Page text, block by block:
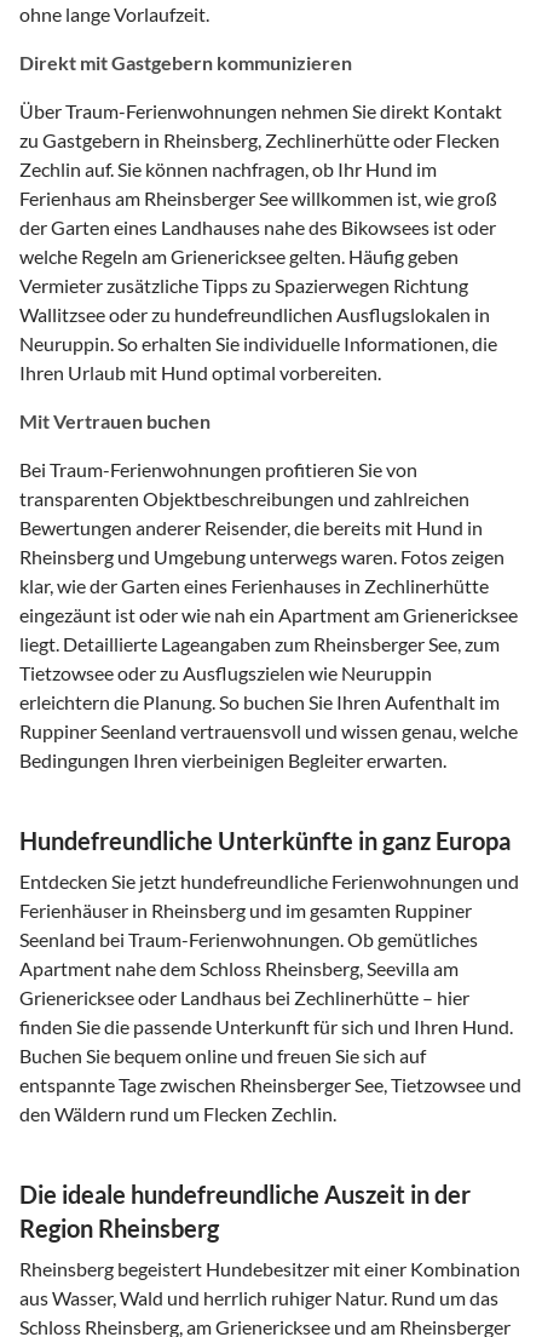
ohne lange Vorlaufzeit.
Direkt mit Gastgebern kommunizieren
Über Traum-Ferienwohnungen nehmen Sie direkt Kontakt
zu Gastgebern in Rheinsberg, Zechlinerhütte oder Flecken
Zechlin auf. Sie können nachfragen, ob Ihr Hund im
Ferienhaus am Rheinsberger See willkommen ist, wie groß
der Garten eines Landhauses nahe des Bikowsees ist oder
welche Regeln am Grienericksee gelten. Häufig geben
Vermieter zusätzliche Tipps zu Spazierwegen Richtung
Wallitzsee oder zu hundefreundlichen Ausflugslokalen in
Neuruppin. So erhalten Sie individuelle Informationen, die
Ihren Urlaub mit Hund optimal vorbereiten.
Mit Vertrauen buchen
Bei Traum-Ferienwohnungen profitieren Sie von
transparenten Objektbeschreibungen und zahlreichen
Bewertungen anderer Reisender, die bereits mit Hund in
Rheinsberg und Umgebung unterwegs waren. Fotos zeigen
klar, wie der Garten eines Ferienhauses in Zechlinerhütte
eingezäunt ist oder wie nah ein Apartment am Grienericksee
liegt. Detaillierte Lageangaben zum Rheinsberger See, zum
Tietzowsee oder zu Ausflugszielen wie Neuruppin
erleichtern die Planung. So buchen Sie Ihren Aufenthalt im
Ruppiner Seenland vertrauensvoll und wissen genau, welche
Bedingungen Ihren vierbeinigen Begleiter erwarten.
Hundefreundliche Unterkünfte in ganz Europa
Entdecken Sie jetzt hundefreundliche Ferienwohnungen und
Ferienhäuser in Rheinsberg und im gesamten Ruppiner
Seenland bei Traum-Ferienwohnungen. Ob gemütliches
Apartment nahe dem Schloss Rheinsberg, Seevilla am
Grienericksee oder Landhaus bei Zechlinerhütte – hier
finden Sie die passende Unterkunft für sich und Ihren Hund.
Buchen Sie bequem online und freuen Sie sich auf
entspannte Tage zwischen Rheinsberger See, Tietzowsee und
den Wäldern rund um Flecken Zechlin.
Die ideale hundefreundliche Auszeit in der
Region Rheinsberg
Rheinsberg begeistert Hundebesitzer mit einer Kombination
aus Wasser, Wald und herrlich ruhiger Natur. Rund um das
Schloss Rheinsberg, am Grienericksee und am Rheinsberger